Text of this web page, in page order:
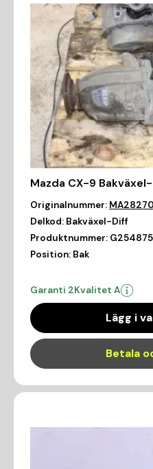
Mazda CX-9
Originalnummer:
Delkod: Bakväxel-Diff
Produktnummer:
Position: Bak
Garanti 2Kvalitet A
Lägg i
Betala